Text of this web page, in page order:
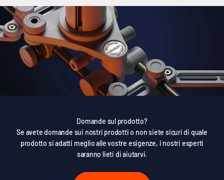
Domande sul prodotto?
Se avete domande sui nostri prodotti o non siete sicuri di quale
prodotto si adatti meglio alle vostre esigenze, i nostri esperti
saranno lieti di aiutarvi.